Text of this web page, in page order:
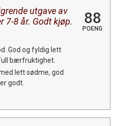
utgave av
7-8 år. Godt kjøp.
88
POENG
God og fyldig lett
bærfruktighet.
lett sødme, god
godt.